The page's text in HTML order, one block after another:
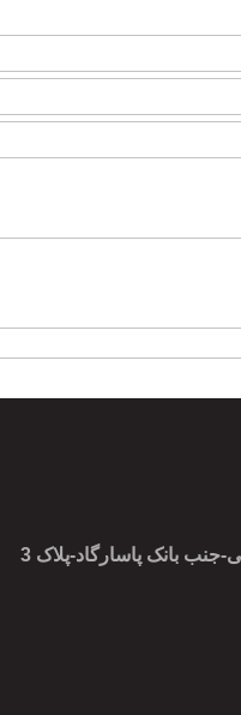
بانک پاسارگاد-پلاک 3